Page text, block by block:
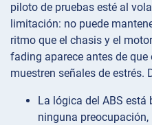
piloto de pruebas esté al
limitación: no puede
ritmo que el chasis y el
fading aparece antes de
muestren señales de estrés.
La lógica del ABS está
ninguna